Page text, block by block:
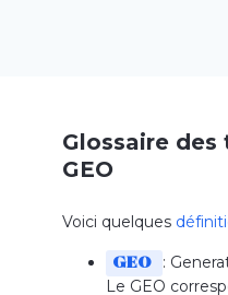
Glossaire des
GEO
Voici quelques
GEO
:
Le GEO